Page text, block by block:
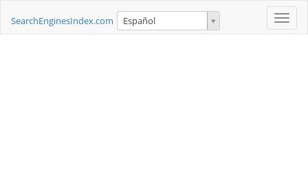
Toggle
SearchEnginesIndex.com Español